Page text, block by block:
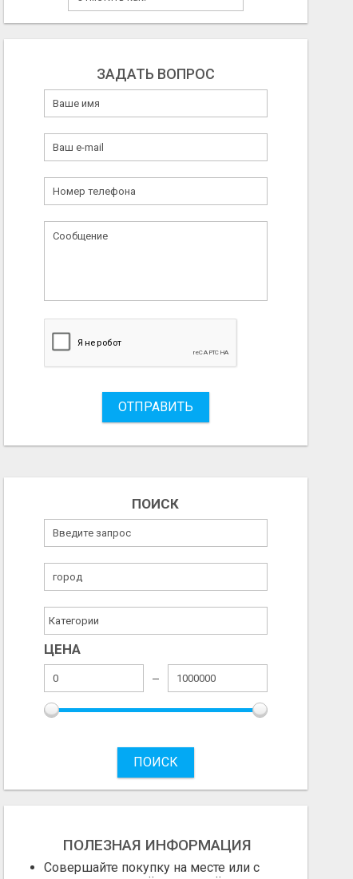
ЗАДАТЬ ВОПРОС
ОТПРАВИТЬ
ПОИСК
ЦЕНА
ПОИСК
ПОЛЕЗНАЯ ИНФОРМАЦИЯ
Совершайте покупку на месте или с